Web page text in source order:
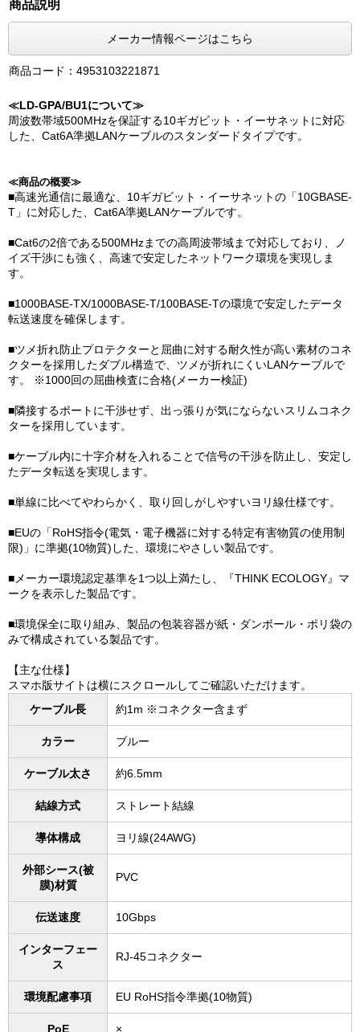
商品説明
メーカー情報ページはこちら
商品コード：4953103221871
≪LD-GPA/BU1について≫
周波数帯域500MHzを保証する10ギガビット・イーサネットに対応
した、Cat6A準拠LANケーブルのスタンダードタイプです。
≪商品の概要≫
■高速光通信に最適な、10ギガビット・イーサネットの「10GBASE-
T」に対応した、Cat6A準拠LANケーブルです。
■Cat6の2倍である500MHzまでの高周波帯域まで対応しており、ノ
イズ干渉にも強く、高速で安定したネットワーク環境を実現しま
す。
■1000BASE-TX/1000BASE-T/100BASE-Tの環境で安定したデータ
転送速度を確保します。
■ツメ折れ防止プロテクターと屈曲に対する耐久性が高い素材のコネ
クターを採用したダブル構造で、ツメが折れにくいLANケーブルで
す。 ※1000回の屈曲検査に合格(メーカー検証)
■隣接するポートに干渉せず、出っ張りが気にならないスリムコネク
ターを採用しています。
■ケーブル内に十字介材を入れることで信号の干渉を防止し、安定し
たデータ転送を実現します。
■単線に比べてやわらかく、取り回しがしやすいヨリ線仕様です。
■EUの「RoHS指令(電気・電子機器に対する特定有害物質の使用制
限)」に準拠(10物質)した、環境にやさしい製品です。
■メーカー環境認定基準を1つ以上満たし、『THINK ECOLOGY』マ
ークを表示した製品です。
■環境保全に取り組み、製品の包装容器が紙・ダンボール・ポリ袋の
みで構成されている製品です。
【主な仕様】
スマホ版サイトは横にスクロールしてご確認いただけます。
ケーブル長
約1m ※コネクター含まず
カラー ブルー
ケーブル太さ 約6.5mm
結線方式 ストレート結線
導体構成 ヨリ線(24AWG)
外部シース(被
膜)材質
PVC
伝送速度 10Gbps
インターフェー
ス
RJ-45コネクター
環境配慮事項 EU RoHS指令準拠(10物質)
PoE ×